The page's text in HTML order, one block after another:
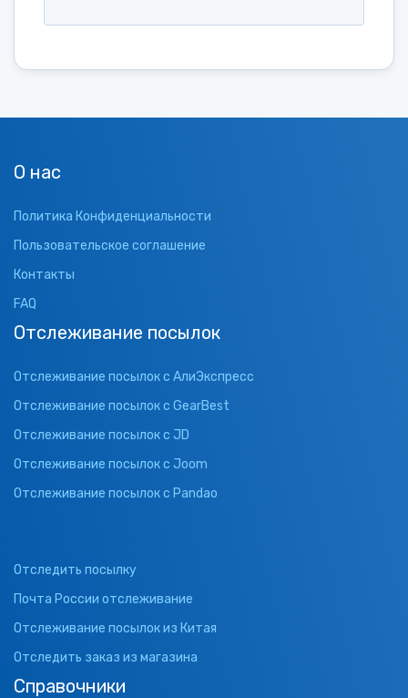
О нас
Политика Конфиденциальности
Пользовательское соглашение
Контакты
FAQ
Отслеживание посылок
Отслеживание посылок с АлиЭкспресс
Отслеживание посылок с GearBest
Отслеживание посылок с JD
Отслеживание посылок с Joom
Отслеживание посылок с Pandao
Отследить посылку
Почта России отслеживание
Отслеживание посылок из Китая
Отследить заказ из магазина
Справочники